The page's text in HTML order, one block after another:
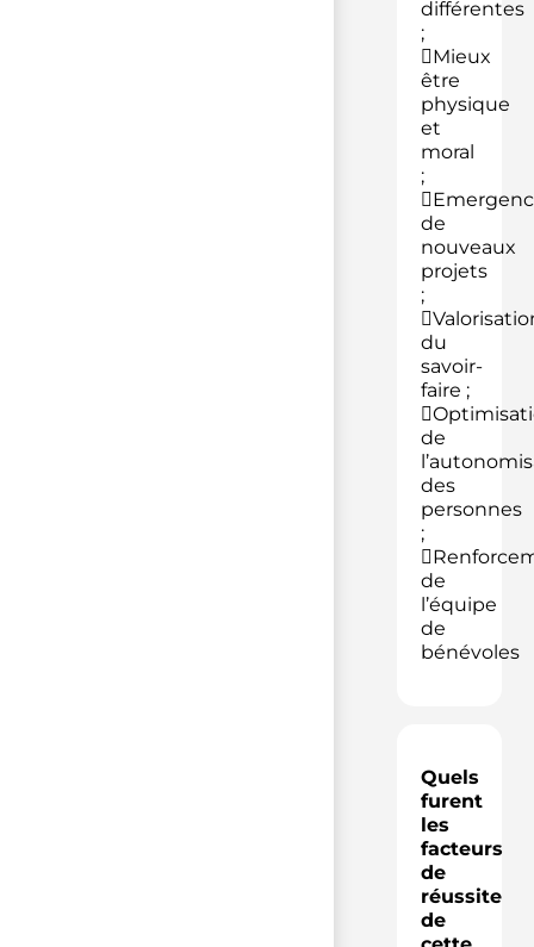
différentes
;
Mieux
être
physique
et
moral
;
de
nouveaux
projets
;
du
savoir-
faire ;
de
des
personnes
;
de
l’équipe
de
bénévoles
Quels
furent
les
facteurs
de
réussite
de